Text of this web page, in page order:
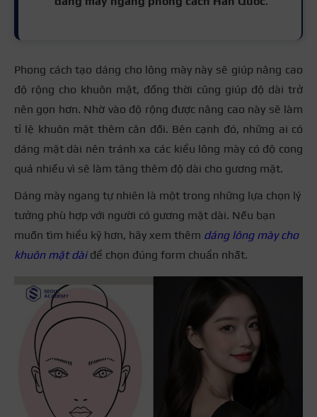
Phong cách tạo dáng cho lông mày này sẽ giúp nâng cao
độ rộng cho khuôn mặt, đồng thời cũng giúp độ dài trở
nên gọn hơn. Nhờ vào độ rộng được nâng cao này sẽ làm
tỉ lệ khuôn mặt thêm cân đối. Bên cạnh đó, những ai có
dáng mặt dài nên tránh xa các kiểu lông mày có độ cong
quá nhiều vì sẽ làm tăng thêm độ dài cho gương mặt.
Dáng mày ngang tự nhiên là một trong những lựa chọn lý
tưởng phù hợp với người có gương mặt dài. Nếu bạn
muốn tìm hiểu kỹ hơn, hãy xem thêm dáng lông mày cho
khuôn mặt dài để chọn đúng form chuẩn nhất.